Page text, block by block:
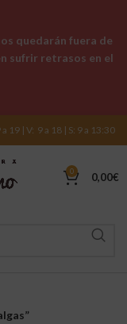
a 19 | V: 9 a 18 | S: 9 a 13:30
0 0,00€
quedarán fuera de
sufrir retrasos en el